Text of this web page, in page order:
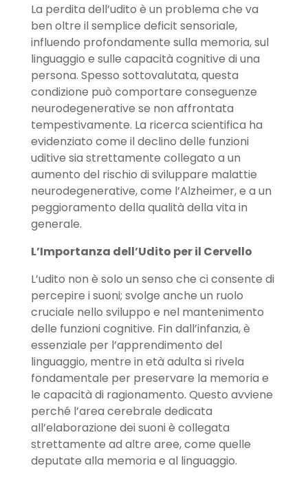
La perdita dell’udito è un problema che va
ben oltre il semplice deficit sensoriale,
influendo profondamente sulla memoria, sul
linguaggio e sulle capacità cognitive di una
persona. Spesso sottovalutata, questa
condizione può comportare conseguenze
neurodegenerative se non affrontata
tempestivamente. La ricerca scientifica ha
evidenziato come il declino delle funzioni
uditive sia strettamente collegato a un
aumento del rischio di sviluppare malattie
neurodegenerative, come l’Alzheimer, e a un
peggioramento della qualità della vita in
generale.
L’Importanza dell’Udito per il Cervello
L’udito non è solo un senso che ci consente di
percepire i suoni; svolge anche un ruolo
cruciale nello sviluppo e nel mantenimento
delle funzioni cognitive. Fin dall’infanzia, è
essenziale per l’apprendimento del
linguaggio, mentre in età adulta si rivela
fondamentale per preservare la memoria e
le capacità di ragionamento. Questo avviene
perché l’area cerebrale dedicata
all’elaborazione dei suoni è collegata
strettamente ad altre aree, come quelle
deputate alla memoria e al linguaggio.